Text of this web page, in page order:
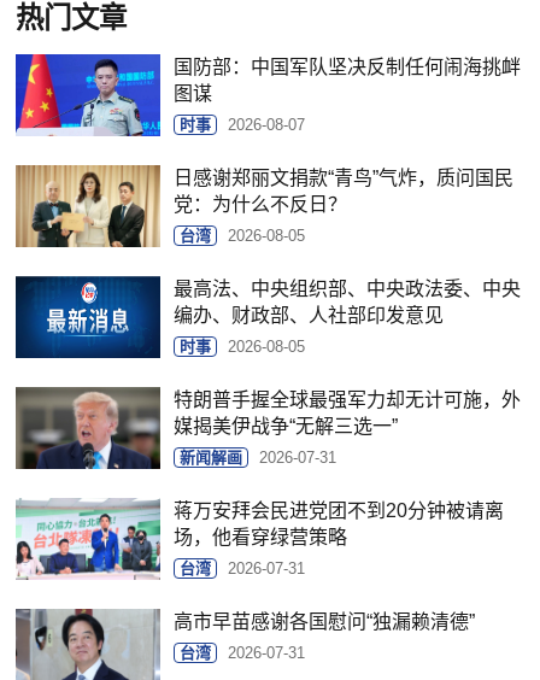
热门文章
国防部：中国军队坚决反制任何闹海挑衅
图谋
时事 2026-08-07
日感谢郑丽文捐款“青鸟”气炸，质问国民
党：为什么不反日？
台湾 2026-08-05
最高法、中央组织部、中央政法委、中央
编办、财政部、人社部印发意见
时事 2026-08-05
特朗普手握全球最强军力却无计可施，外
媒揭美伊战争“无解三选一”
新闻解画 2026-07-31
蒋万安拜会民进党团不到20分钟被请离
场，他看穿绿营策略
台湾 2026-07-31
高市早苗感谢各国慰问“独漏赖清德”
台湾 2026-07-31